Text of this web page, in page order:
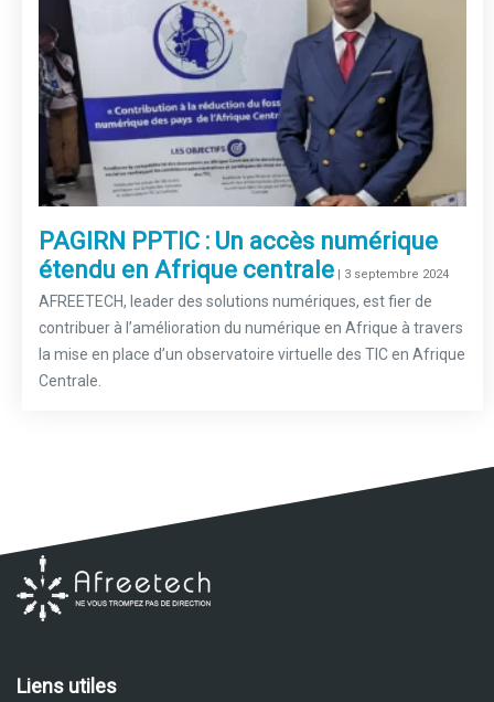
PAGIRN PPTIC : Un accès numérique
étendu en Afrique centrale | 3 septembre 2024
AFREETECH, leader des solutions numériques, est fier de
contribuer à l’amélioration du numérique en Afrique à travers
la mise en place d’un observatoire virtuelle des TIC en Afrique
Centrale.
Liens utiles